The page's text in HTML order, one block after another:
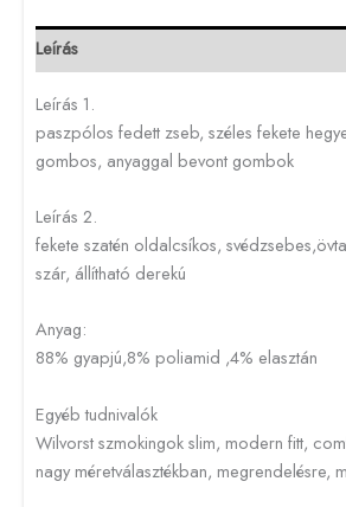
Leírás
Leírás 1.
paszpólos fedett zseb, széles fekete
gombos, anyaggal bevont gombok
Leírás 2.
fekete szatén oldalcsíkos,
szár, állítható derekú
Anyag:
88% gyapjú,8% poliamid ,4% elasztán
Egyéb tudnivalók
Wilvorst szmokingok slim, modern fitt,
nagy méretválasztékban, megrendelésre,